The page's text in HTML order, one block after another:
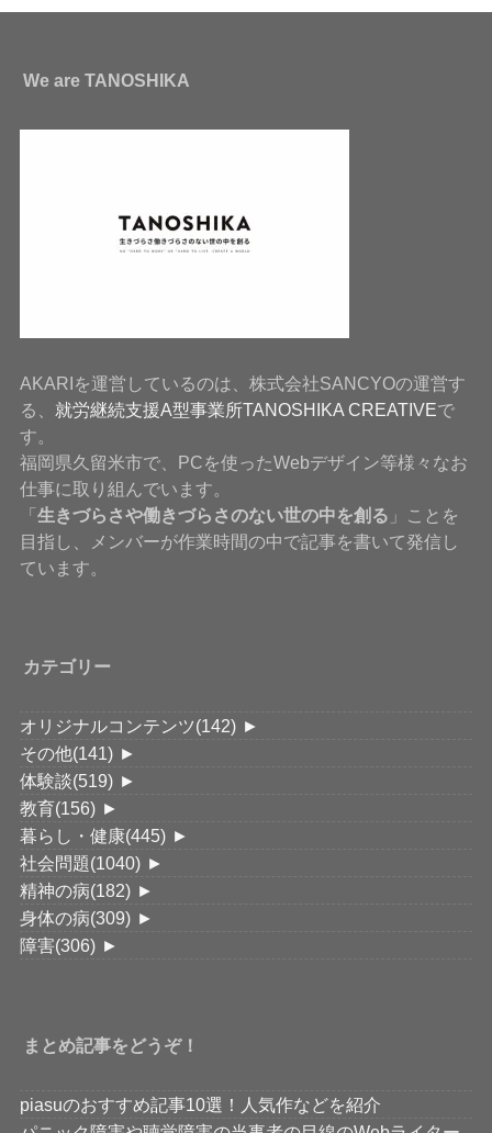
We are TANOSHIKA
AKARIを運営しているのは、株式会社SANCYOの運営す
る、 就労継続支援A型事業所TANOSHIKA CREATIVEで
す。
福岡県久留米市で、PCを使ったWebデザイン等様々なお
仕事に取り組んでいます。
「生きづらさや働きづらさのない世の中を創る 」ことを
目指し、メンバーが作業時間の中で記事を書いて発信し
ています。
カテゴリー
オリジナルコンテンツ(142) ►
その他(141) ►
体験談(519) ►
教育(156) ►
暮らし・健康(445) ►
社会問題(1040) ►
精神の病(182) ►
身体の病(309) ►
障害(306) ►
まとめ記事をどうぞ！
piasuのおすすめ記事10選！人気作などを紹介